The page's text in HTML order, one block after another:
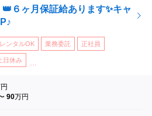
６ヶ月保証給あります✨キャ
ンタルOK 業務委託 正社員
日休み
90万円